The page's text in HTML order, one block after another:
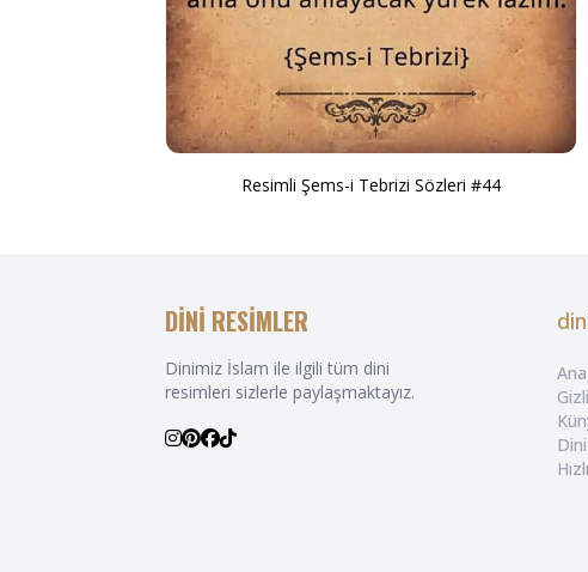
Resimli Şems-i Tebrizi Sözleri #44
DİNİ RESİMLER
Dinimiz İslam ile ilgili tüm dini
resimleri sizlerle paylaşmaktayız.